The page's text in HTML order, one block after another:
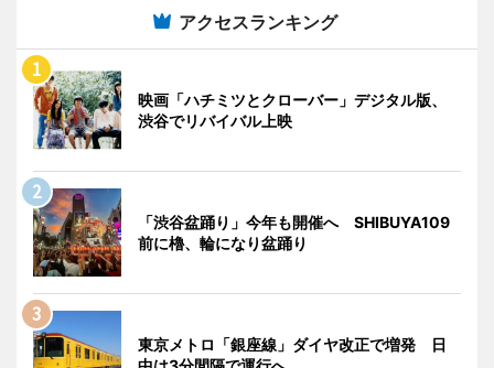
アクセスランキング
映画「ハチミツとクローバー」デジタル版、
渋谷でリバイバル上映
「渋谷盆踊り」今年も開催へ SHIBUYA109
前に櫓、輪になり盆踊り
東京メトロ「銀座線」ダイヤ改正で増発 日